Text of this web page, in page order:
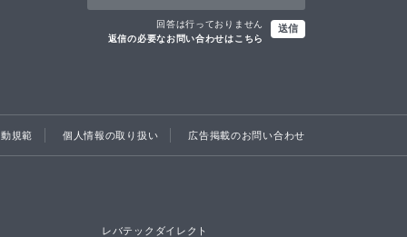
回答は行っておりません
返信の必要なお問い合わせはこちら
送信
規範 個人情報の取り扱い 広告掲載のお問い合わせ
レバテックダイレクト